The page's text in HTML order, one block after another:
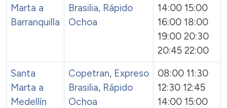
Marta a
Barranquilla
Brasilia, Rápido
Ochoa
14:00 15:00
16:00 18:00
19:00 20:30
20:45 22:00
Santa
Marta a
Medellín
Copetran, Expreso
Brasilia, Rápido
Ochoa
08:00 11:30
12:30 12:45
14:00 15:00